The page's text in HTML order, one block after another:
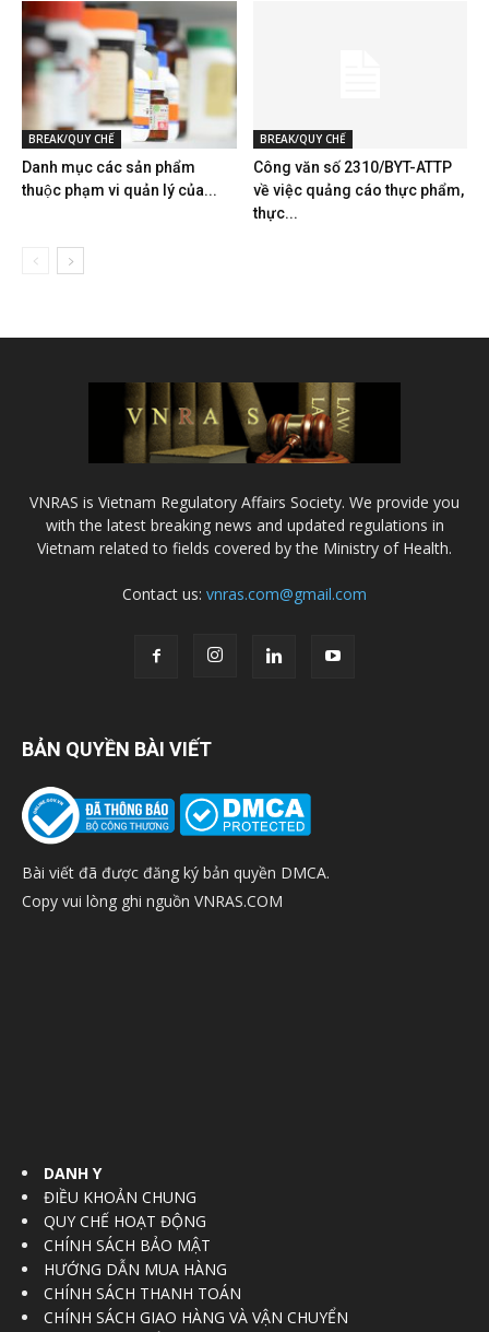
BREAK/QUY CHẾ
Danh mục các sản phẩm
thuộc phạm vi quản lý của...
BREAK/QUY CHẾ
Công văn số 2310/BYT-ATTP
về việc quảng cáo thực phẩm,
thực...
VNRAS is Vietnam Regulatory Affairs Society. We provide you
with the latest breaking news and updated regulations in
Vietnam related to fields covered by the Ministry of Health.
Contact us: vnras.com@gmail.com
BẢN QUYỀN BÀI VIẾT
Bài viết đã được đăng ký bản quyền DMCA.
Copy vui lòng ghi nguồn VNRAS.COM
DANH Y
ĐIỀU KHOẢN CHUNG
QUY CHẾ HOẠT ĐỘNG
CHÍNH SÁCH BẢO MẬT
HƯỚNG DẪN MUA HÀNG
CHÍNH SÁCH THANH TOÁN
CHÍNH SÁCH GIAO HÀNG VÀ VẬN CHUYỂN